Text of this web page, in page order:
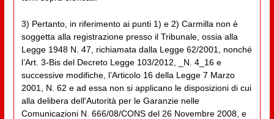
3) Pertanto, in riferimento ai punti 1) e 2) Carmilla non è
soggetta alla registrazione presso il Tribunale, ossia alla
Legge 1948 N. 47, richiamata dalla Legge 62/2001, nonché
l’Art. 3-Bis del Decreto Legge 103/2012, _N. 4_16 e
successive modifiche, l’Articolo 16 della Legge 7 Marzo
2001, N. 62 e ad essa non si applicano le disposizioni di cui
alla delibera dell'Autorità per le Garanzie nelle
Comunicazioni N. 666/08/CONS del 26 Novembre 2008, e